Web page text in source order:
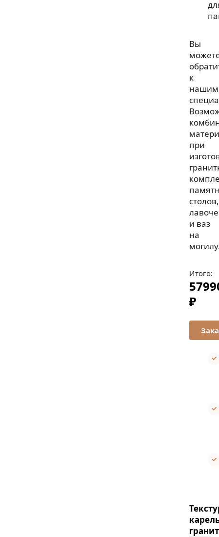
Вы
к
нашим
при
столов,
и ваз
на
Итого:
₽